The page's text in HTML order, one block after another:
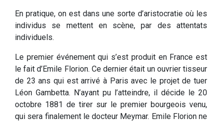
En pratique, on est dans une sorte d’aristocratie où les
individus se mettent en scène, par des attentats
individuels.
Le premier événement qui s’est produit en France est
le fait d’Emile Florion. Ce dernier était un ouvrier tisseur
de 23 ans qui est arrivé à Paris avec le projet de tuer
Léon Gambetta. N’ayant pu l’atteindre, il décide le 20
octobre 1881 de tirer sur le premier bourgeois venu,
qui sera finalement le docteur Meymar. Emile Florion ne